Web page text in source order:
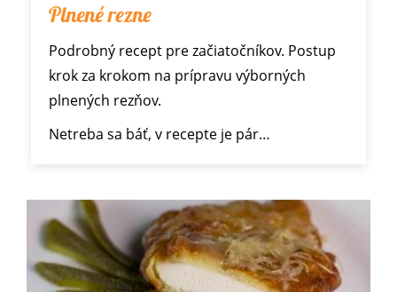
Plnené rezne
Podrobný recept pre začiatočníkov. Postup
krok za krokom na prípravu výborných
plnených rezňov.
Netreba sa báť, v recepte je pár…